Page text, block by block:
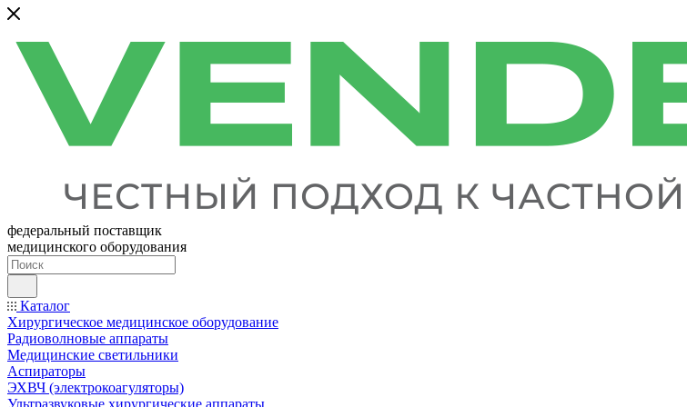
федеральный поставщик
медицинского оборудования
Каталог
Хирургическое медицинское оборудование
Радиоволновые аппараты
Медицинские светильники
Аспираторы
ЭХВЧ (электрокоагуляторы)
Ультразвуковые хирургические аппараты